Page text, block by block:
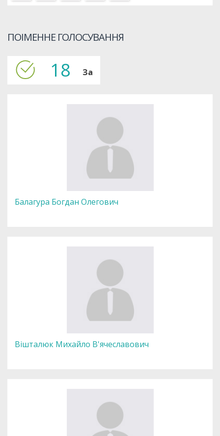
ПОІМЕННЕ ГОЛОСУВАННЯ
18 За
Балагура Богдан Олегович
Вішталюк Михайло В'ячеславович